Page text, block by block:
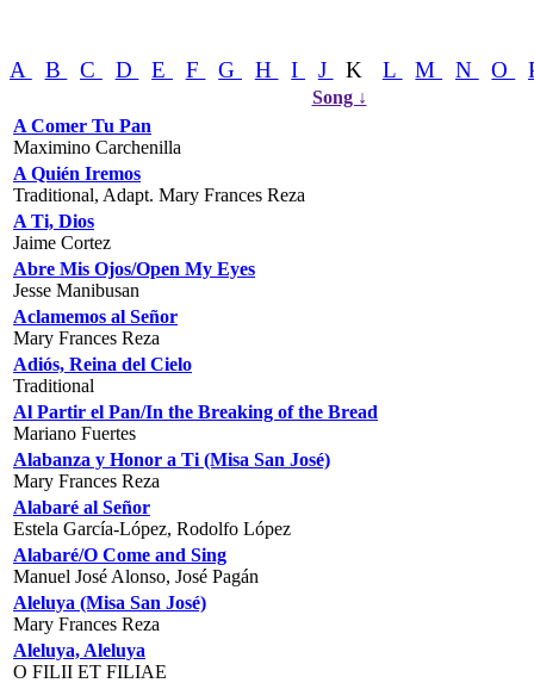
A B C D E F G H I J K L M N O
Song ↓
A Comer Tu Pan
Maximino Carchenilla
A Quién Iremos
Traditional, Adapt. Mary Frances Reza
A Ti, Dios
Jaime Cortez
Abre Mis Ojos/Open My Eyes
Jesse Manibusan
Aclamemos al Señor
Mary Frances Reza
Adiós, Reina del Cielo
Traditional
Al Partir el Pan/In the Breaking of the Bread
Mariano Fuertes
Alabanza y Honor a Ti (Misa San José)
Mary Frances Reza
Alabaré al Señor
Estela García-López, Rodolfo López
Alabaré/O Come and Sing
Manuel José Alonso, José Pagán
Aleluya (Misa San José)
Mary Frances Reza
Aleluya, Aleluya
O FILII ET FILIAE